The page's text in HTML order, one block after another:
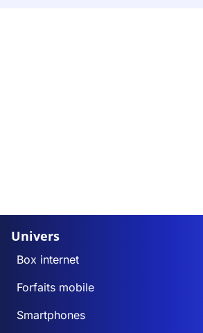
Univers
Box internet
Forfaits mobile
Smartphones